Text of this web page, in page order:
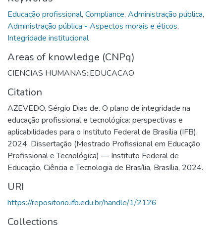
Educação profissional, Compliance, Administração pública,
Administração pública - Aspectos morais e éticos,
Integridade institucional
Areas of knowledge (CNPq)
CIENCIAS HUMANAS::EDUCACAO
Citation
AZEVEDO, Sérgio Dias de. O plano de integridade na
educação profissional e tecnológica: perspectivas e
aplicabilidades para o Instituto Federal de Brasília (IFB).
2024. Dissertação (Mestrado Profissional em Educação
Profissional e Tecnológica) — Instituto Federal de
Educação, Ciência e Tecnologia de Brasília, Brasília, 2024.
URI
https://repositorio.ifb.edu.br/handle/1/2126
Collections